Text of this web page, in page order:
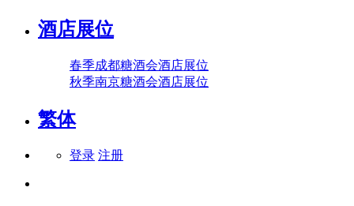
酒店展位
春季成都糖酒会酒店展位
秋季南京糖酒会酒店展位
繁体
登录 注册